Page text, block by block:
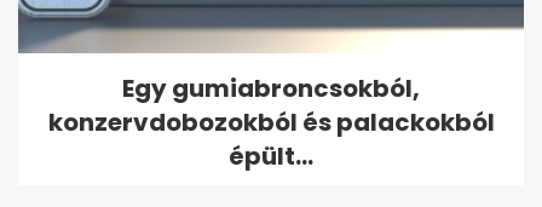
Egy gumiabroncsokból,
konzervdobozokból és palackokból
épült...